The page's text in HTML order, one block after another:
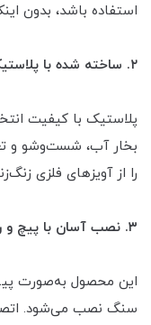
استفاده باشد، بدون
۲. ساخته شده با پلاستیک مقاوم
پلاستیک با کیفیت
بخار آب، شست‌وشو و
را از آویزهای فلزی
۳. نصب آسان با پیچ و رول‌پلاک
این محصول به‌صورت
سنگ نصب می‌شود.